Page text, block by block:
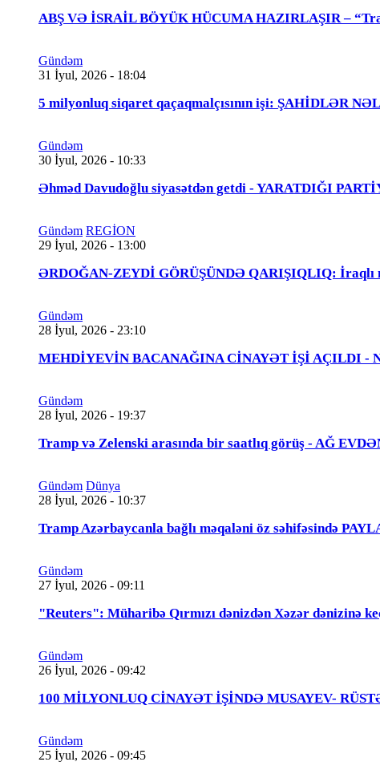
ABŞ VƏ İSRAİL BÖYÜK HÜCUMA HAZIRLAŞIR –
Gündəm
31 İyul, 2026 - 18:04
5 milyonluq siqaret qaçaqmalçısının işi: ŞAHİDLƏR
Gündəm
30 İyul, 2026 - 10:33
Əhməd Davudoğlu siyasətdən getdi - YARATDIĞI
Gündəm REGİON
29 İyul, 2026 - 13:00
ƏRDOĞAN-ZEYDİ GÖRÜŞÜNDƏ QARIŞIQLIQ:
Gündəm
28 İyul, 2026 - 23:10
MEHDİYEVİN BACANAĞINA CİNAYƏT İŞİ AÇILDI -
Gündəm
28 İyul, 2026 - 19:37
Tramp və Zelenski arasında bir saatlıq görüş - AĞ
Gündəm Dünya
28 İyul, 2026 - 10:37
Tramp Azərbaycanla bağlı məqaləni öz səhifəsində
Gündəm
27 İyul, 2026 - 09:11
"Reuters": Müharibə Qırmızı dənizdən Xəzər dənizinə
Gündəm
26 İyul, 2026 - 09:42
100 MİLYONLUQ CİNAYƏT İŞİNDƏ MUSAYEV-
Gündəm
25 İyul, 2026 - 09:45